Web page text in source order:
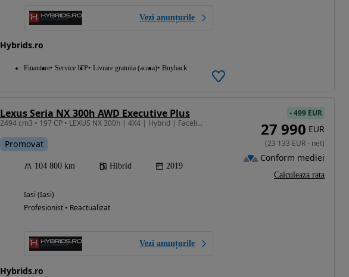
Vezi anunțurile
Hybrids.ro
Finantare Service ITP Livrare gratuita (acasa) Buyback
Lexus Seria NX 300h AWD Executive Plus
2494 cm3 • 197 CP • LEXUS NX 300h | 4X4 | Hybrid | Facelift | Garantie 3 ani | Finantare |
Promovat
104 800 km Hibrid 2019
Iasi (Iasi)
Profesionist • Reactualizat
Vezi anunțurile
Hybrids.ro
-499 EUR
27 990 EUR
(23 133 EUR- net)
Conform mediei
Calculeaza rata